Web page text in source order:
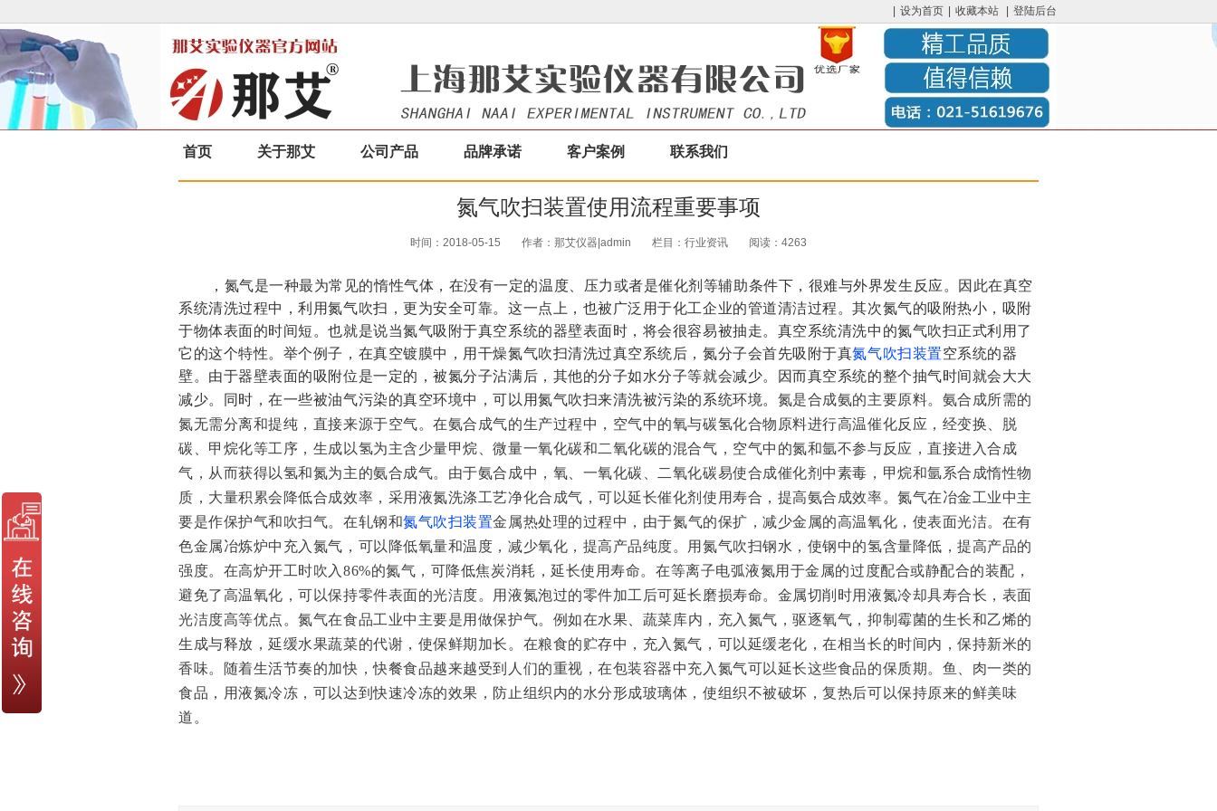
设为首页 收藏本站 登陆后台
首页 关于那艾 公司产品 品牌承诺 客户案例 联系我们
氮气吹扫装置使用流程重要事项
时间：2018-05-15 作者：那艾仪器|admin 栏目： 行业资讯 阅读：4263
，氮气是一种最为常见的惰性气体，在没有一定的温度、压力或者是催化剂等辅助条件下，很难与外界发生反应。因此在真空
系统清洗过程中，利用氮气吹扫，更为安全可靠。这一点上，也被广泛用于化工企业的管道清洁过程。其次氮气的吸附热小，吸附
于物体表面的时间短。也就是说当氮气吸附于真空系统的器壁表面时，将会很容易被抽走。真空系统清洗中的氮气吹扫正式利用了
它的这个特性。举个例子，在真空镀膜中，用干燥氮气吹扫清洗过真空系统后，氮分子会首先吸附于真氮气吹扫装置空系统的器
壁。由于器壁表面的吸附位是一定的，被氮分子沾满后，其他的分子如水分子等就会减少。因而真空系统的整个抽气时间就会大大
减少。同时，在一些被油气污染的真空环境中，可以用氮气吹扫来清洗被污染的系统环境。 氮是合成氨的主要原料。氨合成所需的
氮无需分离和提纯，直接来源于空气。在氨合成气的生产过程中，空气中的氧与碳氢化合物原料进行高温催化反应，经变换、脱
碳、甲烷化等工序，生成以氢为主含少量甲烷、微量一氧化碳和二氧化碳的混合气，空气中的氮和氩不参与反应，直接进入合成
气，从而获得以氢和氮为主的氨合成气。由于氨合成中，氧、一氧化碳、二氧化碳易使合成催化剂中素毒，甲烷和氩系合成惰性物
质，大量积累会降低合成效率，采用液氮洗涤工艺净化合成气，可以延长催化剂使用寿合，提高氨合成效率。氮气在冶金工业中主
要是作保护气和吹扫气。在轧钢和氮气吹扫装置金属热处理的过程中，由于氮气的保扩，减少金属的高温氧化，使表面光洁。在有
色金属冶炼炉中充入氮气，可以降低氧量和温度，减少氧化，提高产品纯度。用氮气吹扫钢水，使钢中的氢含量降低，提高产品的
强度。在高炉开工时吹入 86%的氮气，可降低焦炭消耗，延长使用寿命。在等离子电弧液氮用于金属的过度配合或静配合的装配，
避免了高温氧化，可以保持零件表面的光洁度。用液氮泡过的零件加工后可延长磨损寿命。金属切削时用液氮冷却具寿合长，表面
光洁度高等优点。氮气在食品工业中主要是用做保护气。例如在水果、蔬菜库内，充入氮气，驱逐氧气，抑制霉菌的生长和乙烯的
生成与释放，延缓水果蔬菜的代谢，使保鲜期加长。在粮食的贮存中，充入氮气，可以延缓老化，在相当长的时间内，保持新米的
香味。随着生活节奏的加快，快餐食品越来越受到人们的重视，在包装容器中充入氮气可以延长这些食品的保质期。鱼、肉一类的
食品，用液氮冷冻，可以达到快速冷冻的效果，防止组织内的水分形成玻璃体，使组织不被破坏，复热后可以保持原来的鲜美味
道。